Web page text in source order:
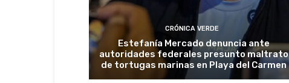
CRÓNICA VERDE
Estefanía Mercado denuncia ante
autoridades federales presunto maltrato
de tortugas marinas en Playa del Carmen